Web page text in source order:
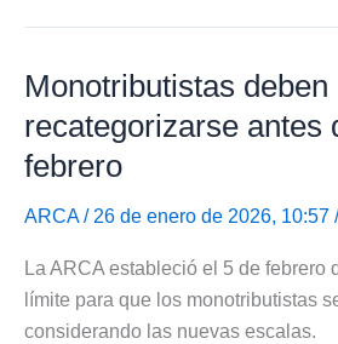
de
para
monotributistas
en
de
2026
Monotributistas deben
recategorizarse antes
febrero
ARCA/ 26 de enero de 2026, 10:57
La ARCA estableció el 5 de febrero
límite para que los monotributistas
considerando las nuevas escalas.